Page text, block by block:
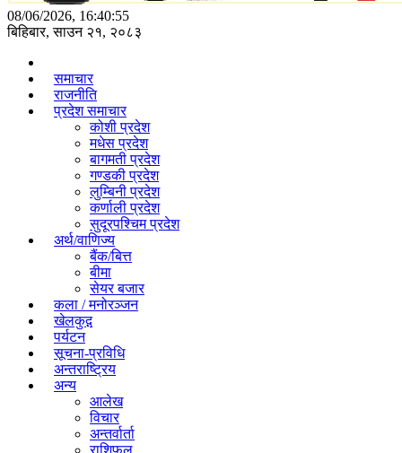
08/06/2026, 16:40:55
बिहिबार, साउन २१, २०८३
समाचार
राजनीति
प्रदेश समाचार
कोशी प्रदेश
मधेस प्रदेश
बागमती प्रदेश
गण्डकी प्रदेश
लुम्बिनी प्रदेश
कर्णाली प्रदेश
सुदूरपश्चिम प्रदेश
अर्थ/वाणिज्य
बैंक/बित्त
बीमा
सेयर बजार
कला / मनोरञ्जन
खेलकुद़़
पर्यटन
सूचना-प्रविधि
अन्तराष्ट्रिय
अन्य
आलेख
विचार
अन्तर्वार्ता